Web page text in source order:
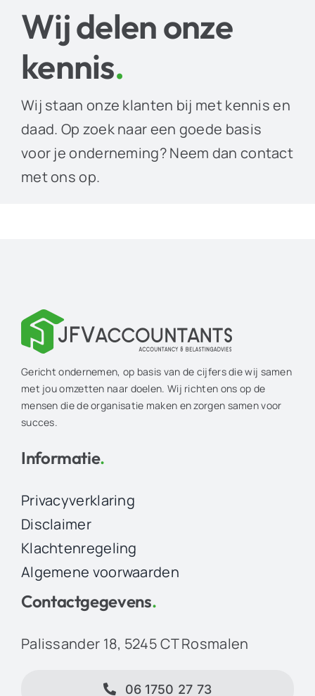
Wij delen onze
kennis.
Wij staan onze klanten bij met kennis en
daad. Op zoek naar een goede basis
voor je onderneming? Neem dan contact
met ons op.
Gericht ondernemen, op basis van de cijfers die wij samen
met jou omzetten naar doelen. Wij richten ons op de
mensen die de organisatie maken en zorgen samen voor
succes.
Informatie.
Privacyverklaring
Disclaimer
Klachtenregeling
Algemene voorwaarden
Contactgegevens.
Palissander 18, 5245 CT Rosmalen
06 1750 27 73